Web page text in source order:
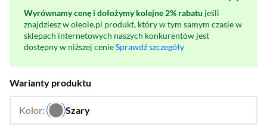
Wyrównamy cenę i dołożymy kolejne 2% rabatu jeśli
znajdziesz w oleole.pl produkt, który w tym samym czasie w
sklepach internetowych naszych konkurentów jest
dostępny w niższej cenieSprawdź szczegóły
Warianty produktu
Kolor: Szary
…